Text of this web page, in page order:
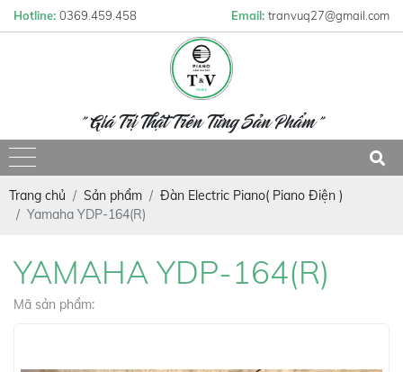
Hotline: 0369.459.458 Email: tranvuq27@gmail.com
" Giá Trị Thật Trên Từng Sản Phẩm "
Trang chủ Sản phẩm
Đàn Electric Piano( Piano Điện )
Yamaha YDP-164(R)
YAMAHA YDP-164(R)
Mã sản phẩm: